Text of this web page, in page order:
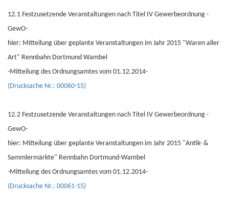
12.1 Festzusetzende Veranstaltungen nach Titel IV Gewerbeordnung -
GewO-
hier: Mitteilung über geplante Veranstaltungen im Jahr 2015 "Waren aller
Art" Rennbahn Dortmund Wambel
-Mitteilung des Ordnungsamtes vom 01.12.2014-
(Drucksache Nr.: 00060-15)
12.2 Festzusetzende Veranstaltungen nach Titel IV Gewerbeordnung -
GewO-
hier: Mitteilung über geplante Veranstaltungen im Jahr 2015 "Antik- &
Sammlermärkte" Rennbahn Dortmund-Wambel
-Mitteilung des Ordnungsamtes vom 01.12.2014-
(Drucksache Nr.: 00061-15)